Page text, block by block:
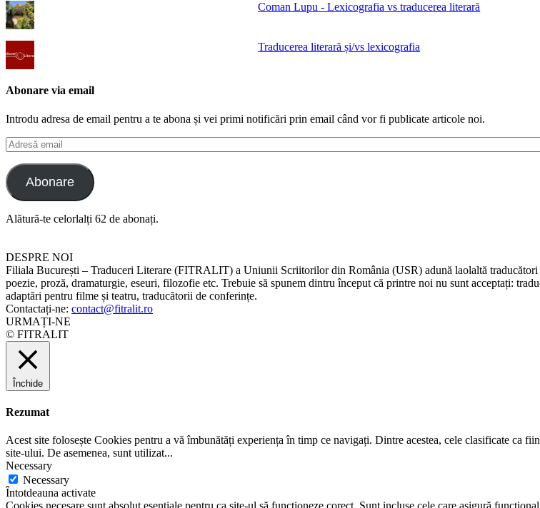
Coman Lupu - Lexicografia vs traducerea literară
Traducerea literară și/vs lexicografia
Abonare via email
Introdu adresa de email pentru a te abona și vei primi notificări prin email când vor fi publicate articole noi.
Adresă
email
Abonare
Alătură-te celorlalți 62 de abonați.
DESPRE NOI
Filiala București – Traduceri Literare (FITRALIT) a Uniunii Scriitorilor din România (USR) adună laolaltă
poezie, proză, dramaturgie, eseuri, filozofie etc. Trebuie să spunem dintru început că printre noi nu sunt acceptați:
adaptări pentru filme și teatru, traducătorii de conferințe.
Contactați-ne: contact@fitralit.ro
URMAȚI-NE
© FITRALIT
Închide
Rezumat
Acest site folosește Cookies pentru a vă îmbunătăți experiența în timp ce navigați. Dintre acestea, cele clasificate ca
site-ului. De asemenea, sunt utilizat...
Necessary
Necessary
Întotdeauna activate